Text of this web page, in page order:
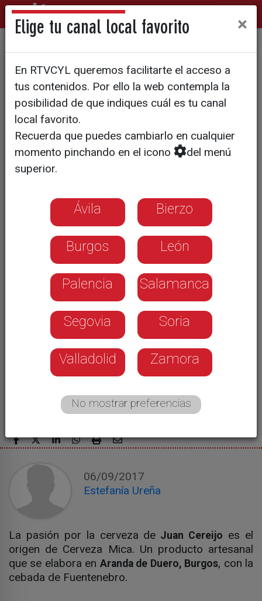
conseguido diversos galardones a nivel
internacional
La mejor cerveza sin alcohol
del mundo se hace en
Castilla y León
cerveza de autor, de Aranda de Duero,
ha conseguido elaborar distintos tipos
de cerveza que incluso exporta a
Estados Unidos, China o Francia
06/09/2017
Estefanía Ureña
La pasión por la cerveza de Juan Cereijo es el
origen de Cerveza Mica. Un producto artesanal
que se elabora en Aranda de Duero, Burgos, con la
cebada de Fuentenebro.
Elige tu canal local favorito ×
En RTVCYL queremos facilitarte el acceso a
tus contenidos. Por ello la web contempla la
posibilidad de que indiques cuál es tu canal
local favorito.
Recuerda que puedes cambiarlo en cualquier
momento pinchando en el icono
del menú
superior.
Ávila Bierzo
Burgos León
Palencia Salamanca
Segovia Soria
Valladolid Zamora
No mostrar preferencias